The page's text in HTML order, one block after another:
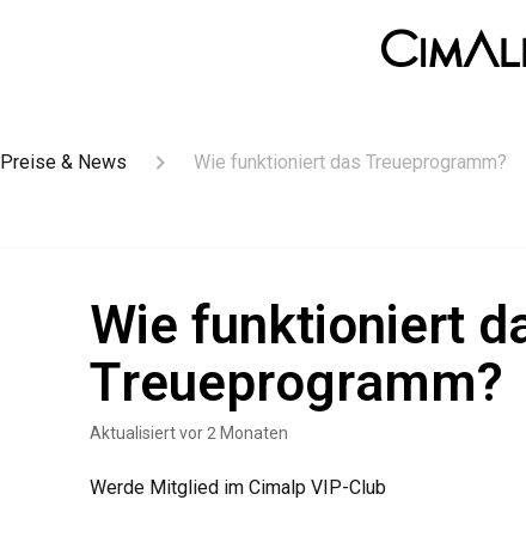
Preise & News Wie funktioniert das Treueprogramm?
Wie funktioniert
Treueprogramm?
Aktualisiertvor 2 Monaten
Werde Mitglied im Cimalp VIP-Club